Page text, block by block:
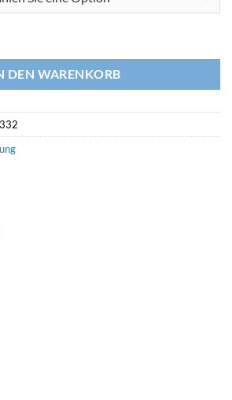
DEN WARENKORB